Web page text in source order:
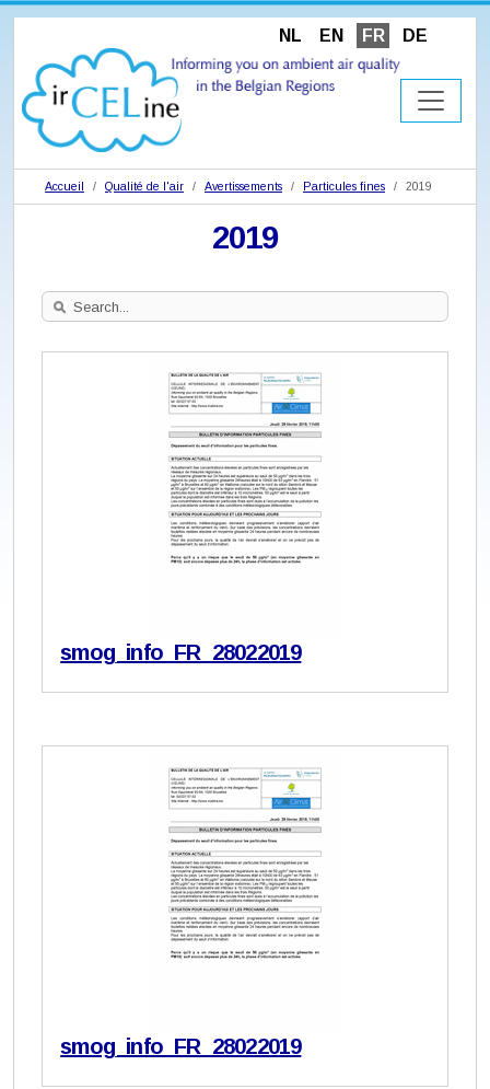
NL EN FR DE
Accueil Qualité de l'air Avertissements Particules fines 2019
2019
Search
Site
smog_info_FR_28022019
smog_info_FR_28022019